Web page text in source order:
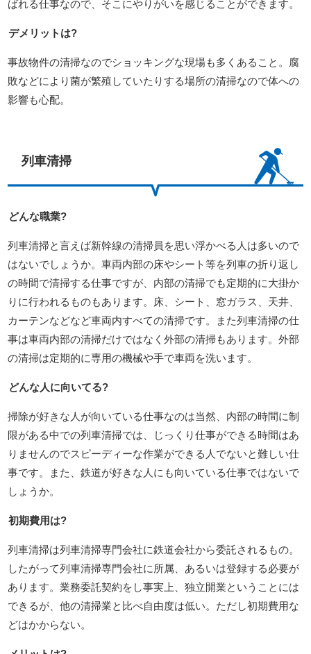
ばれる仕事なので、そこにやりがいを感じることができます。
デメリットは?
事故物件の清掃なのでショッキングな現場も多くあること。腐
敗などにより菌が繁殖していたりする場所の清掃なので体への
影響も心配。
列車清掃
どんな職業?
列車清掃と言えば新幹線の清掃員を思い浮かべる人は多いので
はないでしょうか。車両内部の床やシート等を列車の折り返し
の時間で清掃する仕事ですが、内部の清掃でも定期的に大掛か
りに行われるものもあります。床、シート、窓ガラス、天井、
カーテンなどなど車両内すべての清掃です。また列車清掃の仕
事は車両内部の清掃だけではなく外部の清掃もあります。外部
の清掃は定期的に専用の機械や手で車両を洗います。
どんな人に向いてる?
掃除が好きな人が向いている仕事なのは当然、内部の時間に制
限がある中での列車清掃では、じっくり仕事ができる時間はあ
りませんのでスピーディーな作業ができる人でないと難しい仕
事です。また、鉄道が好きな人にも向いている仕事ではないで
しょうか。
初期費用は?
列車清掃は列車清掃専門会社に鉄道会社から委託されるもの。
したがって列車清掃専門会社に所属、あるいは登録する必要が
あります。業務委託契約をし事実上、独立開業ということには
できるが、他の清掃業と比べ自由度は低い。ただし初期費用な
どはかからない。